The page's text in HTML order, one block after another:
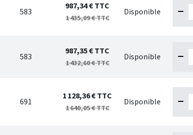
583
987,34 €TTC
1 435,09 €TTC
Disponible −
583
987,35 €TTC
1 432,60 €TTC
Disponible −
691
1 128,36 €TTC
1 640,05 €TTC
Disponible −